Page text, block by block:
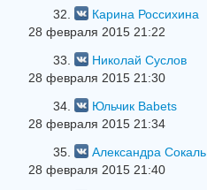
32.
Карина Россихина
28 февраля 2015 21:22
33.
Николай Суслов
28 февраля 2015 21:30
34.
Юльчик Babets
28 февраля 2015 21:34
35.
Александра Сокаль
28 февраля 2015 21:40